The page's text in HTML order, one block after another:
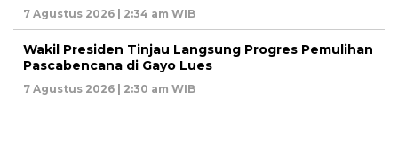
7 Agustus 2026 | 2:34 am WIB
Wakil Presiden Tinjau Langsung Progres Pemulihan
Pascabencana di Gayo Lues
7 Agustus 2026 | 2:30 am WIB